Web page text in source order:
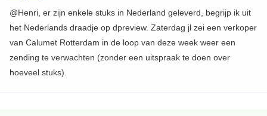
@Henri, er zijn enkele stuks in Nederland geleverd, begrijp ik uit
het Nederlands draadje op dpreview. Zaterdag jl zei een verkoper
van Calumet Rotterdam in de loop van deze week weer een
zending te verwachten (zonder een uitspraak te doen over
hoeveel stuks).